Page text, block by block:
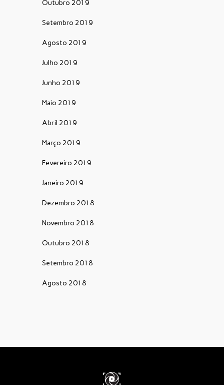
Outubro 2019
Setembro 2019
Agosto 2019
Julho 2019
Junho 2019
Maio 2019
Abril 2019
Março 2019
Fevereiro 2019
Janeiro 2019
Dezembro 2018
Novembro 2018
Outubro 2018
Setembro 2018
Agosto 2018